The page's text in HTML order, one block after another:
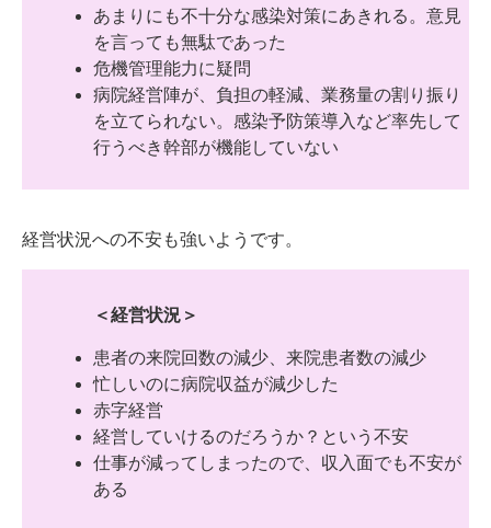
あまりにも不十分な感染対策にあきれる。意見
を言っても無駄であった
危機管理能力に疑問
病院経営陣が、負担の軽減、業務量の割り振り
を立てられない。感染予防策導入など率先して
行うべき幹部が機能していない
経営状況への不安も強いようです。
＜経営状況＞
患者の来院回数の減少、来院患者数の減少
忙しいのに病院収益が減少した
赤字経営
経営していけるのだろうか？という不安
仕事が減ってしまったので、収入面でも不安が
ある